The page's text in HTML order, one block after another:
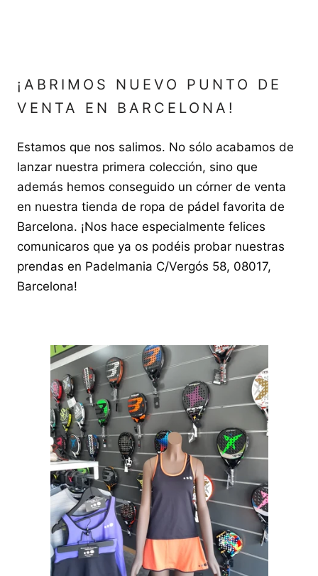
¡ABRIMOS NUEVO PUNTO DE
VENTA EN BARCELONA!
Estamos que nos salimos. No sólo acabamos de
lanzar nuestra primera colección, sino que
además hemos conseguido un córner de venta
en nuestra tienda de ropa de pádel favorita de
Barcelona. ¡Nos hace especialmente felices
comunicaros que ya os podéis probar nuestras
prendas en Padelmania C/Vergós 58, 08017,
Barcelona!